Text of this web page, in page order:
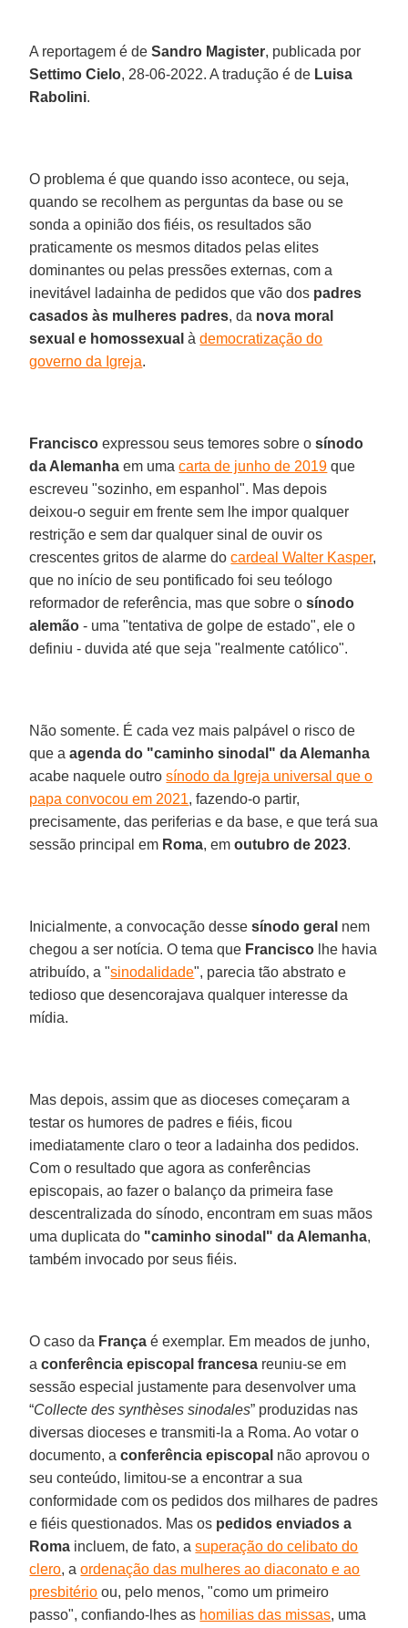
A reportagem é deSandro Magister, publicada por
Settimo Cielo, 28-06-2022. A tradução é de Luisa
Rabolini.
O problema é que quando isso acontece, ou seja,
quando se recolhem as perguntas da base ou se
sonda a opinião dos fiéis, os resultados são
praticamente os mesmos ditados pelas elites
dominantes ou pelas pressões externas, com a
inevitável ladainha de pedidos que vão dos padres
casados às mulheres padres, da nova moral
sexual e homossexual àdemocratização do
governo da Igreja.
Francisco expressou seus temores sobre osínodo
da Alemanha em umacarta de junho de 2019 que
escreveu "sozinho, em espanhol". Mas depois
deixou-o seguir em frente sem lhe impor qualquer
restrição e sem dar qualquer sinal de ouvir os
crescentes gritos de alarme docardeal Walter Kasper,
que no início de seu pontificado foi seu teólogo
reformador de referência, mas que sobre osínodo
alemão - uma "tentativa de golpe de estado", ele o
definiu - duvida até que seja "realmente católico".
Não somente. É cada vez mais palpável o risco de
que aagenda do "caminho sinodal" da Alemanha
acabe naquele outrosínodo da Igreja universal que o
papa convocou em 2021, fazendo-o partir,
precisamente, das periferias e da base, e que terá sua
sessão principal em Roma, emoutubro de 2023.
Inicialmente, a convocação dessesínodo geral nem
chegou a ser notícia. O tema que Francisco lhe havia
atribuído, a "sinodalidade", parecia tão abstrato e
tedioso que desencorajava qualquer interesse da
mídia.
Mas depois, assim que as dioceses começaram a
testar os humores de padres e fiéis, ficou
imediatamente claro o teor a ladainha dos pedidos.
Com o resultado que agora as conferências
episcopais, ao fazer o balanço da primeira fase
descentralizada do sínodo, encontram em suas mãos
uma duplicata do "caminho sinodal" da Alemanha,
também invocado por seus fiéis.
O caso da França é exemplar. Em meados de junho,
aconferência episcopal francesa reuniu-se em
sessão especial justamente para desenvolver uma
“Collecte des synthèses sinodales” produzidas nas
diversas dioceses e transmiti-la a Roma. Ao votar o
documento, aconferência episcopal não aprovou o
seu conteúdo, limitou-se a encontrar a sua
conformidade com os pedidos dos milhares de padres
e fiéis questionados. Mas os pedidos enviados a
Roma incluem, de fato, asuperação do celibato do
clero, aordenação das mulheres ao diaconato e ao
presbitério ou, pelo menos, "como um primeiro
passo", confiando-lhes as homilias das missas, uma